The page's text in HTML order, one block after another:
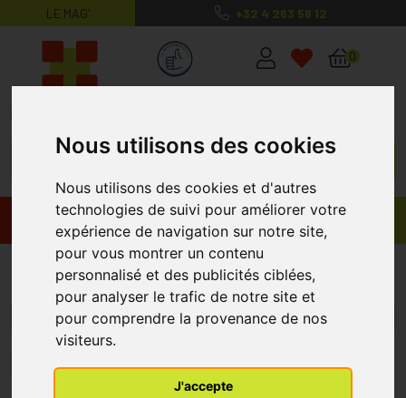
Nous utilisons des cookies
Nous utilisons des cookies et d'autres
technologies de suivi pour améliorer votre
expérience de navigation sur notre site,
pour vous montrer un contenu
personnalisé et des publicités ciblées,
pour analyser le trafic de notre site et
pour comprendre la provenance de nos
visiteurs.
J'accepte
LE MAG’ +32 4 263 56 12
MaPharmacie.be ma santé, mes
0
Promos Produits
Soins du Corps
Menu/Filtres